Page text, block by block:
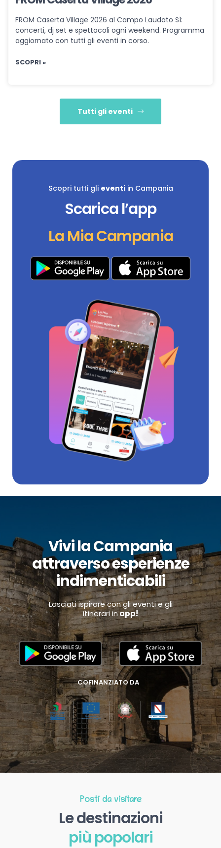
FROM Caserta Village 2026 al Campo Laudato Sì:
concerti, dj set e spettacoli ogni weekend. Programma
aggiornato con tutti gli eventi in corso.
SCOPRI »
Tutti gli eventi
Scopri tutti gli eventiin Campania
Scarica l’app
La Mia Campania
Vivi la Campania
attraverso esperienze
indimenticabili
Lasciati ispirare con gli eventi e gli
itinerari inapp!
COFINANZIATO DA
Posti da visitare
Le destinazioni
più popolari